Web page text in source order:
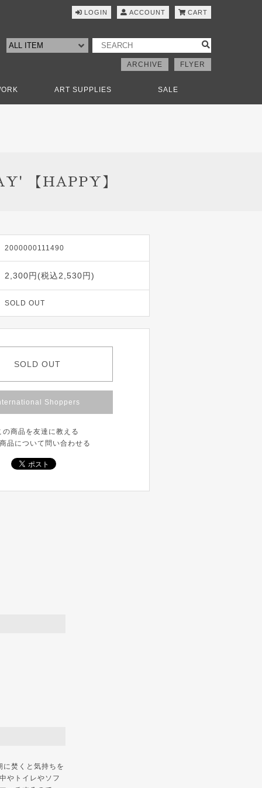
LOGIN ACCOUNT CART
ARCHIVE FLYER
ART SUPPLIES SALE
【HAPPY】
焚くと気持ちを
やトイレやソフ
2000000111490
2,300円(税込2,530円)
SOLD OUT
SOLD OUT
Shoppers
の商品を友達に教える
品について問い合わせる